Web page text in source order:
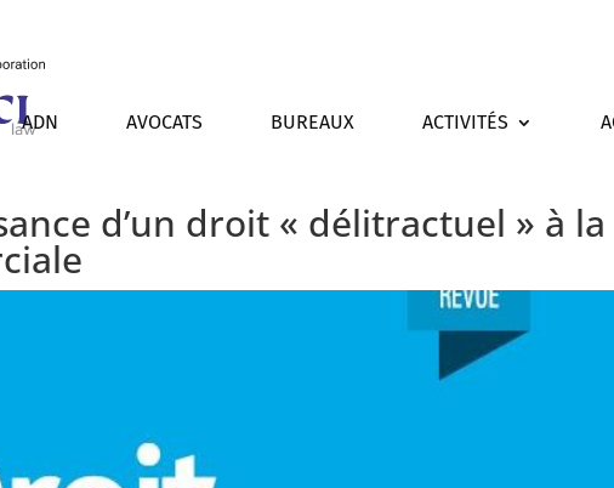
ADN AVOCATS BUREAUX ACTIVITÉS
d’un droit « délitractuel » à la